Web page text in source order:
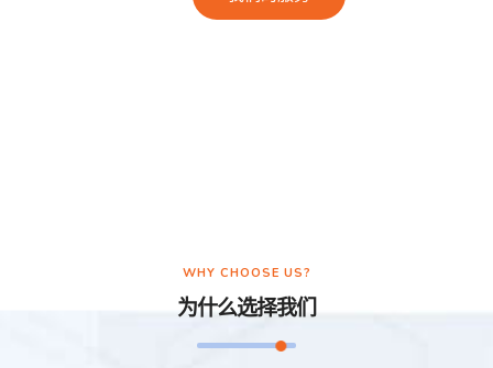
WHY CHOOSE US?
为什么选择我们